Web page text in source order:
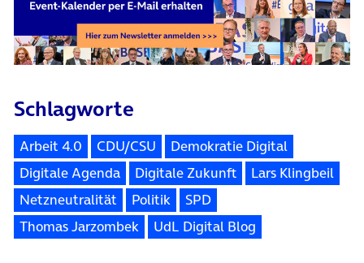
Schlagworte
Arbeit 4.0 CDU/CSU
Demokratie Digital
Digitale Agenda
Digitale Zukunft
Lars Klingbeil
Netzneutralität
Politik
SPD
Thomas Jarzombek
UdL Digital Blog